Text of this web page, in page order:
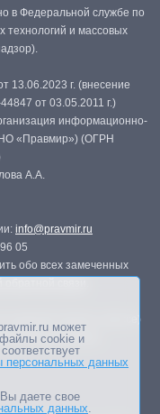
в Федеральной службе по
технологий и массовых
13.06.2023 г. (внесение
от 03.05.2011 г.)
информационно-
«Правмир») (ОГРН
А.А.
info@pravmir.ru
05
обо всех замеченных
изданиях (книгах, прессе)
редакции.
может
cookie и
персональных данных
даете свое
данных.